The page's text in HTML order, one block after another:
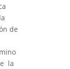
de
la